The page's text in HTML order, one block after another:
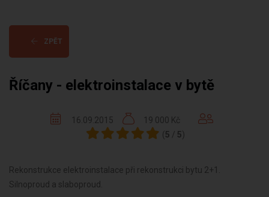
ZPĚT
Říčany - elektroinstalace v bytě
16.09.2015
19 000 Kč
( 5 / 5)
Rekonstrukce elektroinstalace při rekonstrukci bytu 2+1.
Silnoproud a slaboproud.